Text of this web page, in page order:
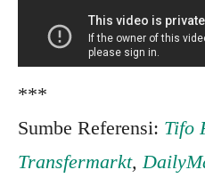
***
Sumbe Referensi: Tifo
Transfermarkt,